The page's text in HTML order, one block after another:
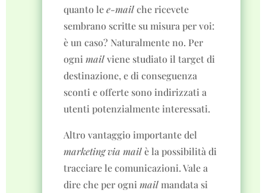
quanto lee-mailche ricevete
sembrano scritte su misura per voi:
è un caso? Naturalmente no. Per
ognimailviene studiato il target di
destinazione, e di conseguenza
sconti e offerte sono indirizzati a
utenti potenzialmente interessati.
Altro vantaggio importante del
marketing via mailè la possibilità di
tracciare le comunicazioni. Vale a
dire che per ognimail mandata si